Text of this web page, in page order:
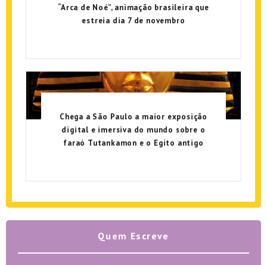
“Arca de Noé”, animação brasileira que
estreia dia 7 de novembro
Chega a São Paulo a maior exposição
digital e imersiva do mundo sobre o
faraó Tutankamon e o Egito antigo
Quem Escreve